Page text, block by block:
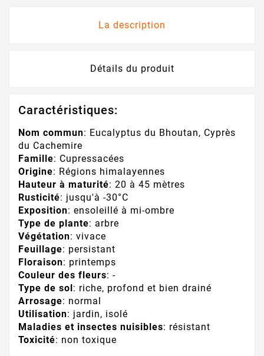
La description
Détails du produit
Caractéristiques:
Nom commun: Eucalyptus du Bhoutan, Cyprès
du Cachemire
Famille: Cupressacées
Origine: Régions himalayennes
Hauteur à maturité: 20 à 45 mètres
Rusticité: jusqu'à -30°C
Exposition: ensoleillé à mi-ombre
Type de plante: arbre
Végétation: vivace
Feuillage: persistant
Floraison: printemps
Couleur des fleurs: -
Type de sol: riche, profond et bien drainé
Arrosage: normal
Utilisation: jardin, isolé
Maladies et insectes nuisibles: résistant
Toxicité: non toxique